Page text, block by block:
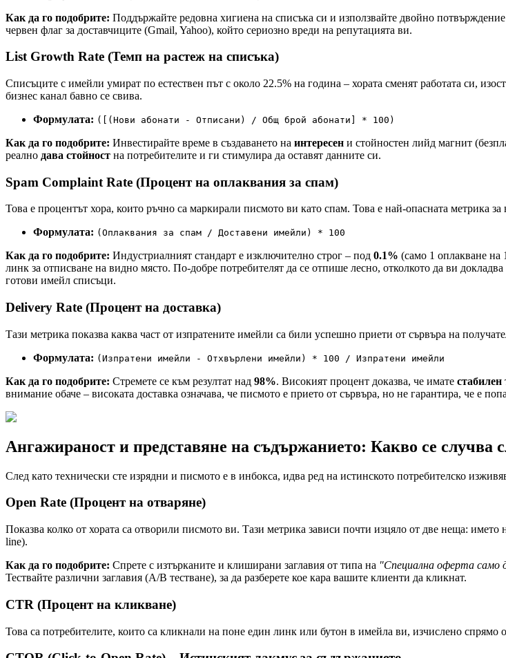
Как да го подобрите: Поддържайте редовна хигиена на списъка си и използвайте двойно
червен флаг за доставчиците (Gmail, Yahoo), който сериозно вреди на репутацията ви.
List Growth Rate (Темп на растеж на списъка)
Списъците с имейли умират по естествен път с около 22.5% на година – хората сменят работата си,
бизнес канал бавно се свива.
Формулата: ([(Нови абонати - Отписани) / Общ брой абонати] * 100)
Как да го подобрите: Инвестирайте време в създаването на интересен и стойностен лийд магнит
реално дава стойност на потребителите и ги стимулира да оставят данните си.
Spam Complaint Rate (Процент на оплаквания за спам)
Това е процентът хора, които ръчно са маркирали писмото ви като спам. Това е най-опасната метрика
Формулата: (Оплаквания за спам / Доставени имейли) * 100
Как да го подобрите: Индустриалният стандарт е изключително строг – под 0.1% (само 1 оплакване на
линк за отписване на видно място. По-добре потребителят да се отпише лесно, отколкото да ви
готови имейл списъци.
Delivery Rate (Процент на доставка)
Тази метрика показва каква част от изпратените имейли са били успешно приети от сървъра на
Формулата: (Изпратени имейли - Отхвърлени имейли) * 100 / Изпратени имейли
Как да го подобрите: Стремете се към резултат над 98%. Високият процент доказва, че имате стабилен
внимание обаче – високата доставка означава, че писмото е прието от сървъра, но не гарантира, че е
Ангажираност и представяне на съдържанието: Какво се случва
След като технически сте изрядни и писмото е в инбокса, идва ред на истинското потребителско
Open Rate (Процент на отваряне)
Показва колко от хората са отворили писмото ви. Тази метрика зависи почти изцяло от две неща:
line).
Как да го подобрите: Спрете с изтърканите и клиширани заглавия от типа на "Специална оферта само
Тествайте различни заглавия (A/B тестване), за да разберете кое кара вашите клиенти да кликнат.
CTR (Процент на кликване)
Това са потребителите, които са кликнали на поне един линк или бутон в имейла ви, изчислено